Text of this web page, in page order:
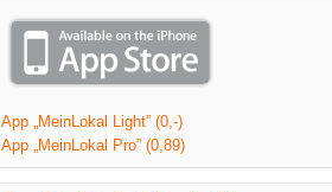
App „MeinLokal Light” (0,-)
App „MeinLokal Pro” (0,89)